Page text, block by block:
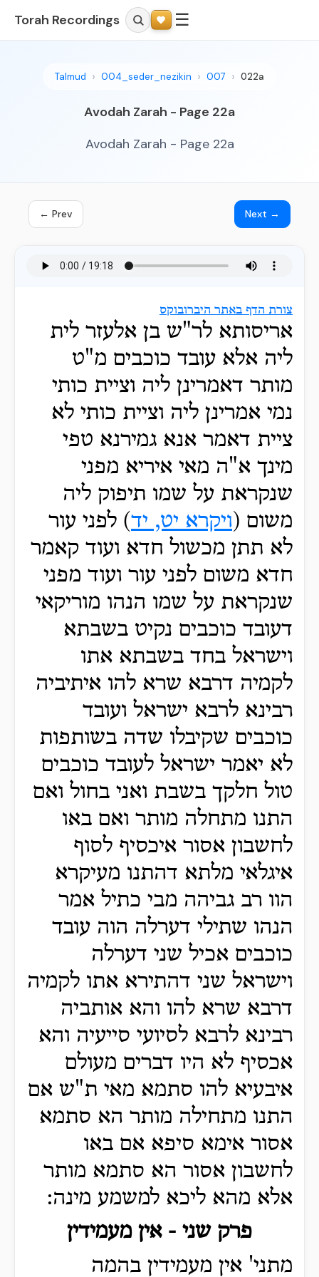
Torah Recordings ☰
Talmud 004_seder_nezikin 007 022a
Avodah Zarah - Page 22a
Avodah Zarah - Page 22a
← Prev Next →
צורת הדף באתר היברובוקס
אריסותא לר"ש בן אלעזר לית
ליה אלא עובד כוכבים מ"ט
מותר דאמרינן ליה וציית כותי
נמי אמרינן ליה וציית כותי לא
ציית דאמר אנא גמירנא טפי
מינך א"ה מאי איריא מפני
שנקראת על שמו תיפוק ליה
משום (ויקרא יט, יד) לפני עור
לא תתן מכשול חדא ועוד קאמר
חדא משום לפני עור ועוד מפני
שנקראת על שמו הנהו מוריקאי
דעובד כוכבים נקיט בשבתא
וישראל בחד בשבתא אתו
לקמיה דרבא שרא להו איתיביה
רבינא לרבא ישראל ועובד
כוכבים שקיבלו שדה בשותפות
לא יאמר ישראל לעובד כוכבים
טול חלקך בשבת ואני בחול ואם
התנו מתחלה מותר ואם באו
לחשבון אסור איכסיף לסוף
איגלאי מלתא דהתנו מעיקרא
הוו רב גביהה מבי כתיל אמר
הנהו שתילי דערלה הוה עובד
כוכבים אכיל שני דערלה
וישראל שני דהתירא אתו לקמיה
דרבא שרא להו והא אותביה
רבינא לרבא לסיועי סייעיה והא
אכסיף לא היו דברים מעולם
איבעיא להו סתמא מאי ת"ש אם
התנו מתחילה מותר הא סתמא
אסור אימא סיפא אם באו
לחשבון אסור הא סתמא מותר
אלא מהא ליכא למשמע מינה:
פרק שני - אין מעמידין
מתני' אין מעמידין בהמה